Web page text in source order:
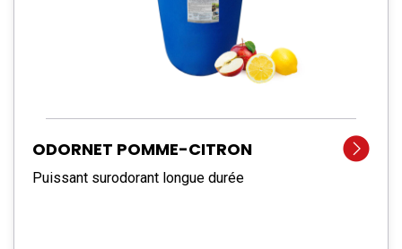
ODORNET POMME-CITRON
Puissant surodorant longue durée